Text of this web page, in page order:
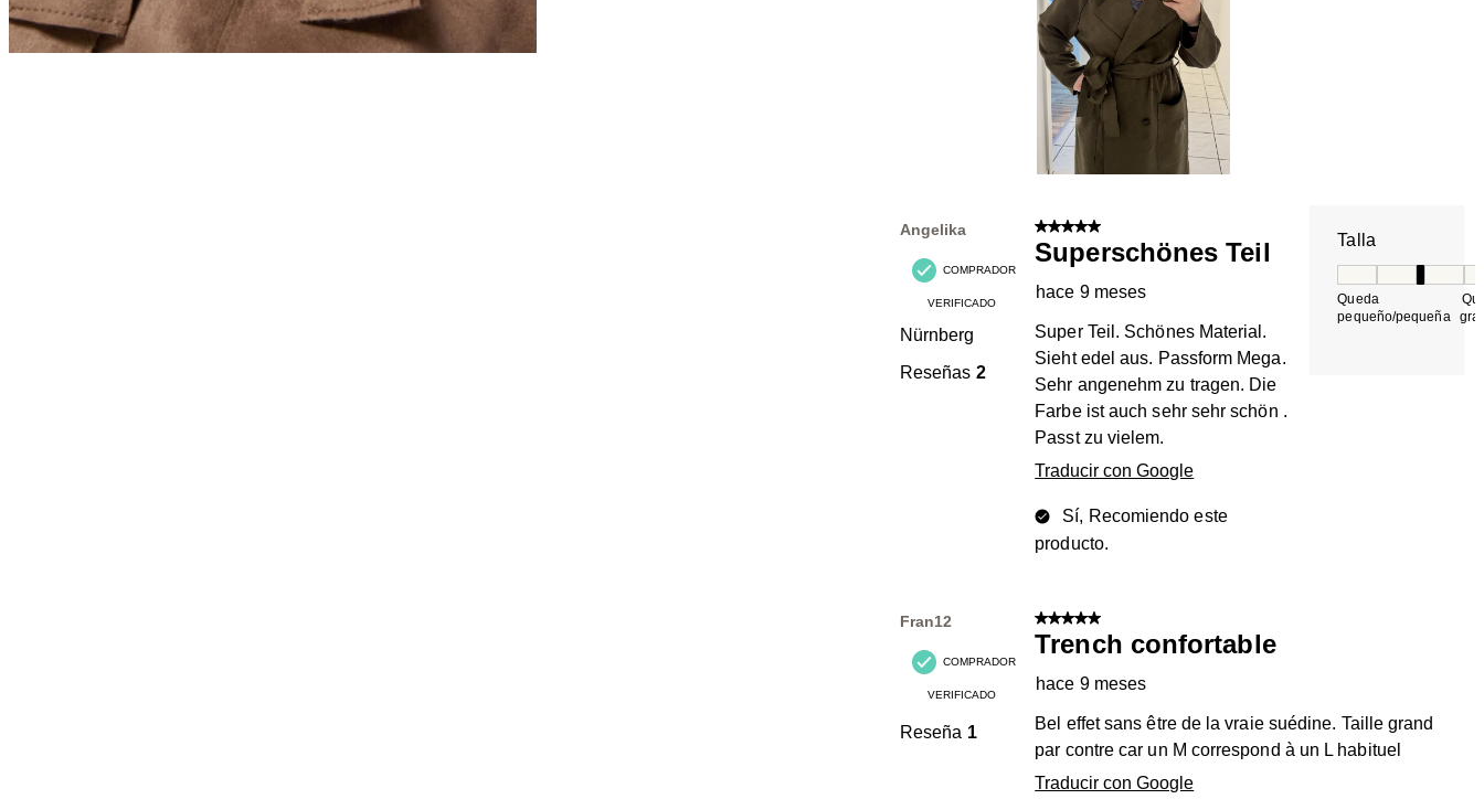
Angelika
COMPRADOR
VERIFICADO
Nürnberg
Reseñas 2
5 de 5 estrellas.
Superschönes Teil
hace 9 meses
Super Teil. Schönes Material.
Sieht edel aus. Passform Mega.
Sehr angenehm zu tragen. Die
Farbe ist auch sehr sehr schön .
Passt zu vielem.
Traducir con Google
Sí, Recomiendo este
producto.
Talla
Queda
pequeño/pequeña
Fran12
COMPRADOR
VERIFICADO
Reseña 1
5 de 5 estrellas.
Trench confortable
hace 9 meses
Bel effet sans être de la vraie suédine. Taille grand
par contre car un M correspond à un L habituel
Traducir con Google